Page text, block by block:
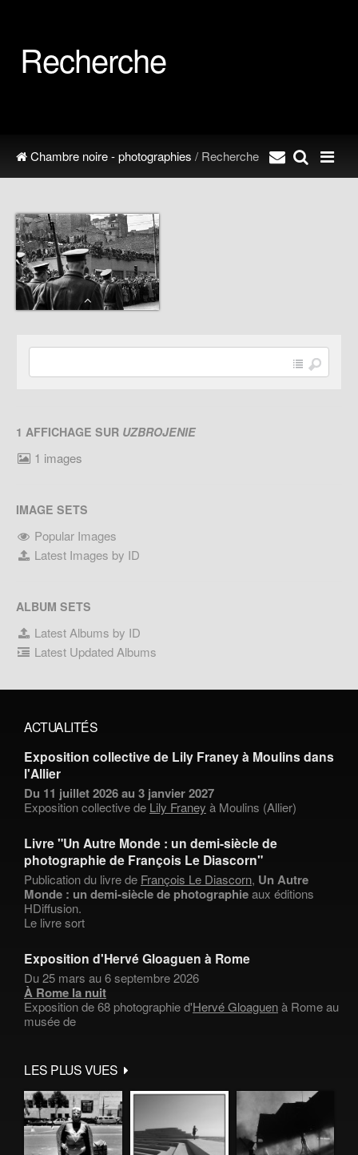
Recherche
Chambre noire - photographies / Recherche
1 AFFICHAGE SUR UZBROJENIE
1 images
IMAGE SETS
Popular Images
Latest Images by ID
ALBUM SETS
Latest Albums by ID
Latest Updated Albums
ACTUALITÉS
Exposition collective de Lily Franey à Moulins dans
l'Allier
Du 11 juillet 2026 au 3 janvier 2027
Exposition collective de Lily Franey à Moulins (Allier)
Livre "Un Autre Monde : un demi-siècle de
photographie de François Le Diascorn"
Publication du livre de François Le Diascorn, Un Autre
Monde : un demi-siècle de photographieaux éditions
HDiffusion.
Le livre sort
Exposition d'Hervé Gloaguen à Rome
Du 25 mars au 6 septembre 2026
À Rome la nuit
Exposition de 68 photographie d'Hervé Gloaguenà Rome au
musée de
LES PLUS VUES